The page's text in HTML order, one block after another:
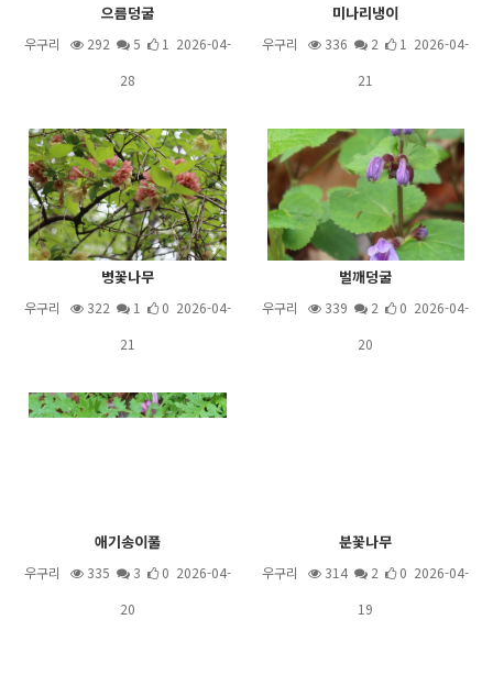
으름덩굴
우구리 292 5
1 2026-04-
28
미나리냉이
우구리 336 2
1 2026-04-
21
병꽃나무
우구리 322 1
0 2026-04-
21
벌깨덩굴
우구리 339 2
0 2026-04-
20
애기송이풀
우구리 335 3
0 2026-04-
20
분꽃나무
우구리 314 2
0 2026-04-
19